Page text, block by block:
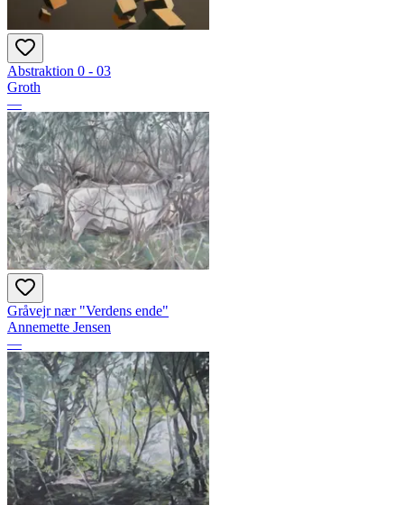
Abstraktion 0 - 03
Groth
—
Gråvejr nær "Verdens ende"
Annemette Jensen
—